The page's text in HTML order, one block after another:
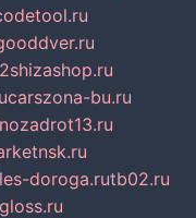
2shizashop.ru
carszona-bu.ru
doroga.rutb02.ru